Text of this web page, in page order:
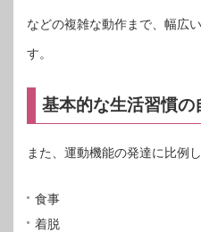
などの複雑な動作まで、幅広
す。
基本的な生活習慣の
また、運動機能の発達に比例
食事
着脱